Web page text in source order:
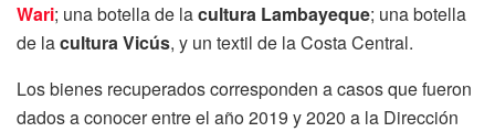
Wari; una botella de lacultura Lambayeque; una botella
de lacultura Vicús, y un textil de la Costa Central.
Los bienes recuperados corresponden a casos que fueron
dados a conocer entre el año 2019 y 2020 a la Dirección